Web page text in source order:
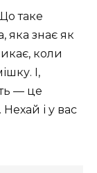
таке
яка знає як
коли
І,
— це
і у вас